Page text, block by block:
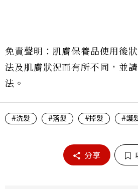
免責聲明：肌膚保養品使用後
法及肌膚狀況而有所不同，並
法。
#洗髮 #落髮 #掉髮 #護
分享